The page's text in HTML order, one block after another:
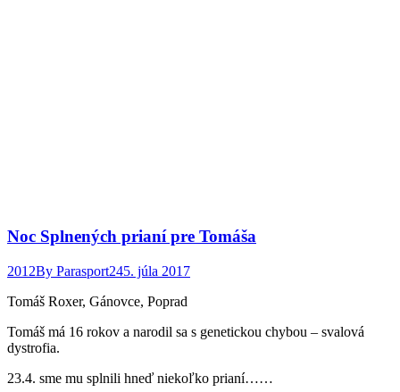
Noc Splnených prianí pre Tomáša
2012By Parasport245. júla 2017
Tomáš Roxer, Gánovce, Poprad
Tomáš má 16 rokov a narodil sa s genetickou chybou – svalová
dystrofia.
23.4. sme mu splnili hneď niekoľko prianí……